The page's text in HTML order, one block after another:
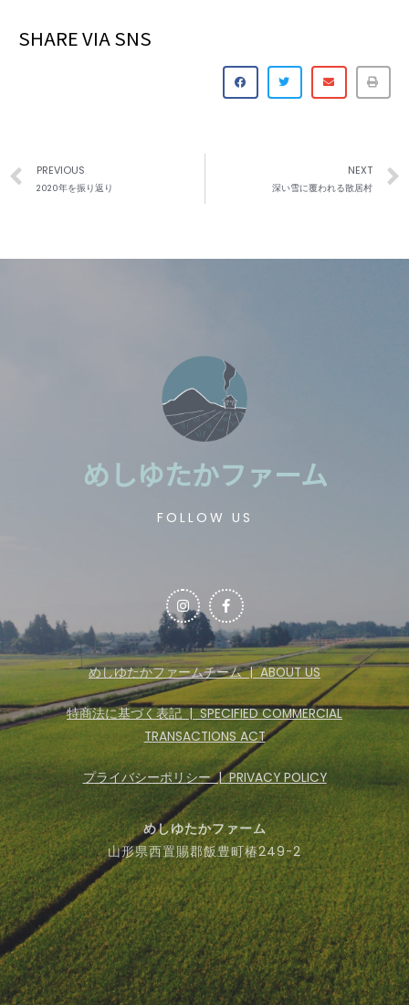
SHARE VIA SNS
PREVIOUS
2020年を振り返り
NEXT
深い雪に覆われる散居村
めしゆたかファーム
FOLLOW US
めしゆたかファームチーム | ABOUT US
特商法に基づく表記 | SPECIFIED COMMERCIAL
TRANSACTIONS ACT
プライバシーポリシー | PRIVACY POLICY
めしゆたかファーム​
山形県西置賜郡飯豊町椿249-2